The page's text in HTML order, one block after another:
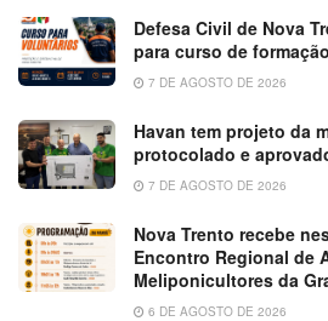
Defesa Civil de Nova
para curso de
7 DE AGOSTO DE 2026
Havan tem projeto da
protocolado e
7 DE AGOSTO DE 2026
Nova Trento recebe
Encontro Regional de
Meliponicultores da
6 DE AGOSTO DE 2026